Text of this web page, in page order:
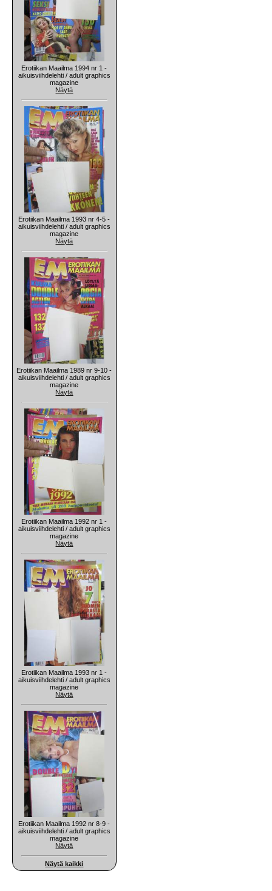
Erotiikan Maailma 1994 nr 1 -
aikuisviihdelehti / adult graphics
magazine
Näytä
Erotiikan Maailma 1993 nr 4-5 -
aikuisviihdelehti / adult graphics
magazine
Näytä
Erotiikan Maailma 1989 nr 9-10 -
aikuisviihdelehti / adult graphics
magazine
Näytä
Erotiikan Maailma 1992 nr 1 -
aikuisviihdelehti / adult graphics
magazine
Näytä
Erotiikan Maailma 1993 nr 1 -
aikuisviihdelehti / adult graphics
magazine
Näytä
Erotiikan Maailma 1992 nr 8-9 -
aikuisviihdelehti / adult graphics
magazine
Näytä
Näytä kaikki